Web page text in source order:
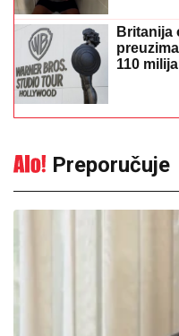
Britanija
110
Preporučuje